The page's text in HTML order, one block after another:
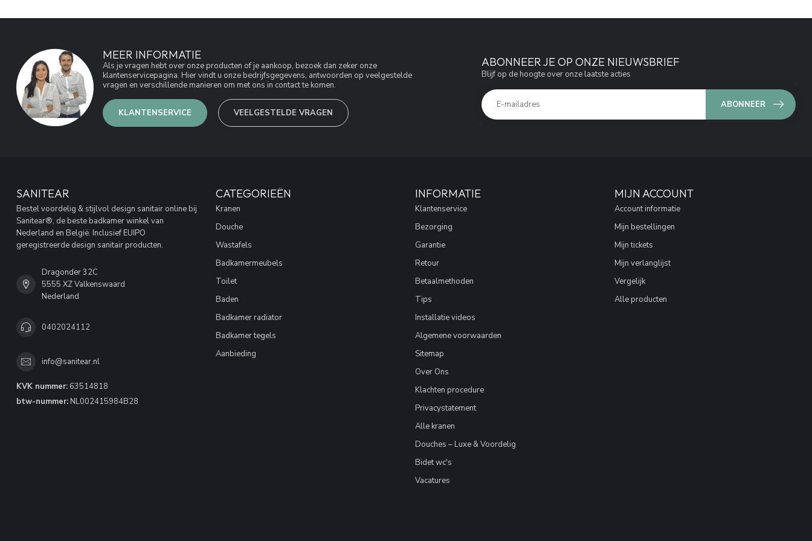
MEER INFORMATIE
Als je vragen hebt over onze producten of je aankoop, bezoek dan zeker onze
klantenservicepagina. Hier vindt u onze bedrijfsgegevens, antwoorden op veelgestelde
vragen en verschillende manieren om met ons in contact te komen.
KLANTENSERVICE VEELGESTELDE VRAGEN
ABONNEER JE OP ONZE NIEUWSBRIEF
Blijf op de hoogte over onze laatste acties
ABONNEER
SANITEAR
Bestel voordelig & stijlvol design sanitair online bij
Sanitear®, de beste badkamer winkel van
Nederland en België. Inclusief EUIPO
geregistreerde design sanitair producten.
Dragonder 32C
5555 XZ Valkenswaard
Nederland
0402024112
info@sanitear.nl
KVK nummer: 63514818
btw-nummer: NL002415984B28
CATEGORIEËN
Kranen
Douche
Wastafels
Badkamermeubels
Toilet
Baden
Badkamer radiator
Badkamer tegels
Aanbieding
INFORMATIE
Klantenservice
Bezorging
Garantie
Retour
Betaalmethoden
Tips
Installatie videos
Algemene voorwaarden
Sitemap
Over Ons
Klachten procedure
Privacystatement
Alle kranen
Douches – Luxe & Voordelig
Bidet wc's
Vacatures
MIJN ACCOUNT
Account informatie
Mijn bestellingen
Mijn tickets
Mijn verlanglijst
Vergelijk
Alle producten